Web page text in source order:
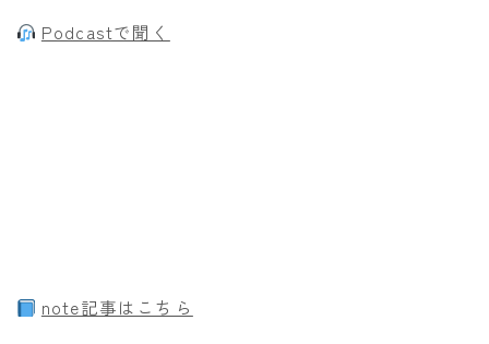
Podcastで聞く
note記事はこちら